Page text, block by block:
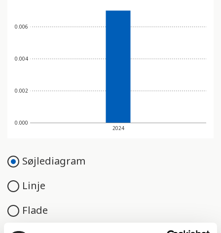
0.000
0.002
0.004
0.006
2024
Søjlediagram
Linje
Flade